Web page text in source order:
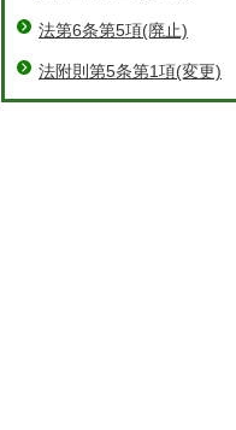
法第6条第5項(廃止)
法附則第5条第1項(変更)